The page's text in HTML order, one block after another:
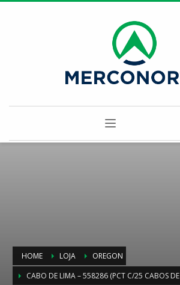
HOME LOJA
OREGON
CABO DE LIMA – 558286 (PCT C/25 CABOS DE